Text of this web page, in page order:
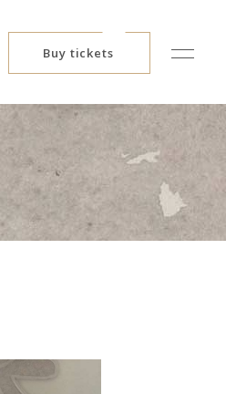
Buy tickets